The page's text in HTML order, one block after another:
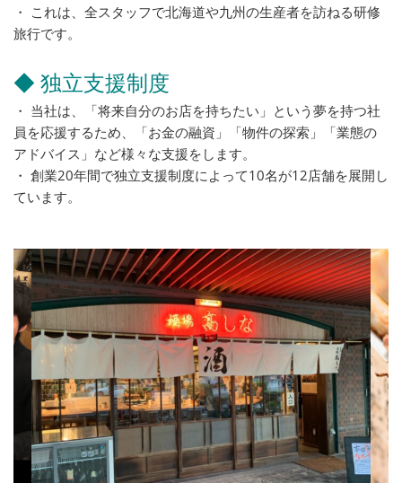
・ これは、全スタッフで北海道や九州の生産者を訪ねる研修
旅行です。
◆ 独立支援制度
・ 当社は、「将来自分のお店を持ちたい」という夢を持つ社
員を応援するため、「お金の融資」「物件の探索」「業態の
アドバイス」など様々な支援をします。
・ 創業20年間で独立支援制度によって10名が12店舗を展開し
ています。